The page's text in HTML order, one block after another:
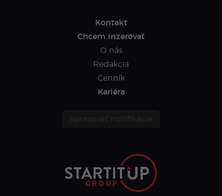
Kontakt
Chcem inzerovať
O nás
Redakcia
Cenník
Kariéra